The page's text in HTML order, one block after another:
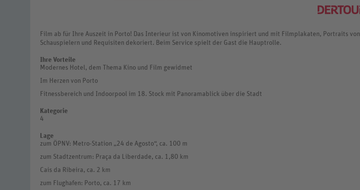
Film ab für Ihre Auszeit in Porto! Das Interieur ist von Kinomotiven inspiriert und mit Filmplakaten, Portraits von
Schauspielern und Requisiten dekoriert. Beim Service spielt der Gast die Hauptrolle.
Ihre Vorteile
Modernes Hotel, dem Thema Kino und Film gewidmet
Im Herzen von Porto
Fitnessbereich und Indoorpool im 18. Stock mit Panoramablick über die Stadt
Kategorie
4
Lage
zum ÖPNV: Metro-Station „24 de Agosto“, ca. 100 m
zum Stadtzentrum: Praça da Liberdade, ca. 1,80 km
Cais da Ribeira, ca. 2 km
zum Flughafen: Porto, ca. 17 km